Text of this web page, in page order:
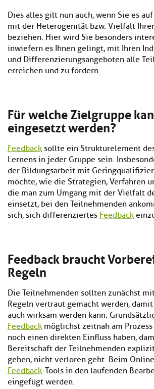
Dies alles gilt nun auch, wenn Sie es
mit der Heterogenität bzw. Vielfalt
beziehen. Hier wird Sie besonders
inwiefern es Ihnen gelingt, mit Ihren
und Differenzierungsangeboten alle
erreichen und zu fördern.
Für welche Zielgruppe
eingesetzt werden?
Feedback sollte ein Strukturelement
Lernens in jeder Gruppe sein.
der Bildungsarbeit mit
möchte, wie die Strategien, Verfahren
die man zum Umgang mit der Vielfalt
einsetzt, bei den Teilnehmenden
sich, sich differenziertes Feedback
Feedback braucht
Regeln
Die Teilnehmenden sollten zunächst
Regeln vertraut gemacht werden, damit
auch wirksam werden kann.
Feedback möglichst zeitnah am
noch einen direkten Einfluss haben,
Bereitschaft der Teilnehmenden
gehen, nicht verloren geht. Beim
Feedback-Tools in den laufenden
eingefügt werden.